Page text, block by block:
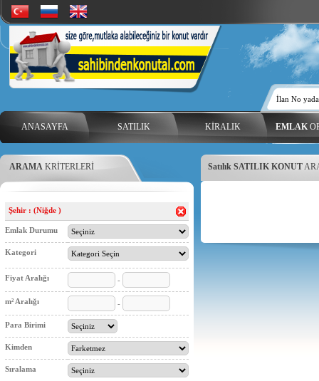
ANASAYFA SATILIK KİRALIK EMLAK
ARAMA KRİTERLERİ
Şehir : (Niğde )
Emlak Durumu
Kategori
Fiyat Aralığı -
m² Aralığı -
Para Birimi
Kimden
Sıralama
Satılık SATILIK KONUT